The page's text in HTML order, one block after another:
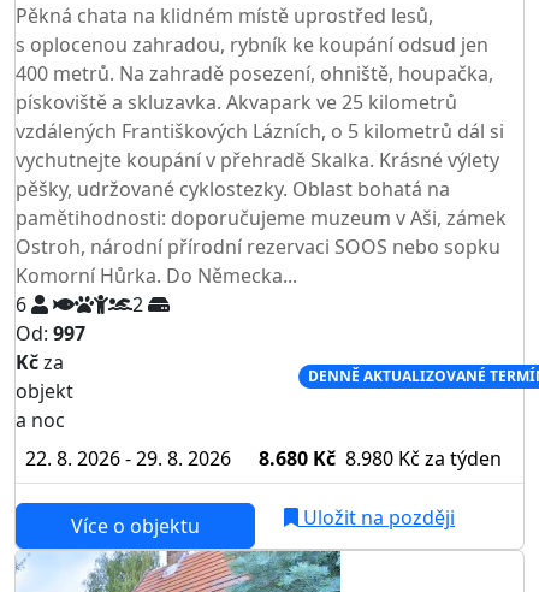
Pěkná chata na klidném místě uprostřed lesů,
s oplocenou zahradou, rybník ke koupání odsud jen
400 metrů. Na zahradě posezení, ohniště, houpačka,
pískoviště a skluzavka. Akvapark ve 25 kilometrů
vzdálených Františkových Lázních, o 5 kilometrů dál si
vychutnejte koupání v přehradě Skalka. Krásné výlety
pěšky, udržované cyklostezky. Oblast bohatá na
pamětihodnosti: doporučujeme muzeum v Aši, zámek
Ostroh, národní přírodní rezervaci SOOS nebo sopku
Komorní Hůrka. Do Německa...
6
2
Od: 997
Kčza
objekt
a noc
DENNĚ AKTUALIZOVANÉ
22. 8. 2026 - 29. 8. 2026 8.680 Kč 8.980 Kč za týden
Více o objektu Uložit na později